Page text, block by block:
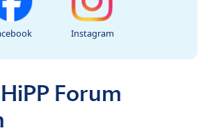
Instagram
Forum